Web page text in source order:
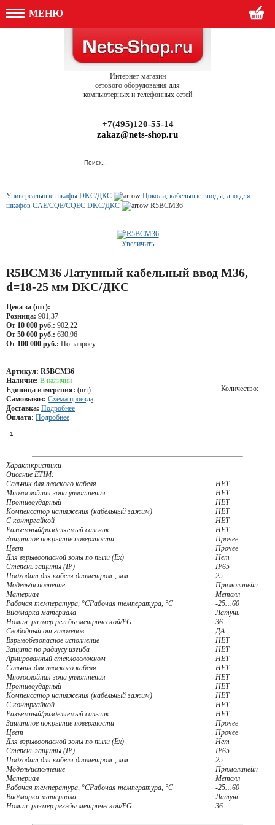
МЕНЮ
Интернет-магазин
сетового оборудования для
компьютерных и телефонных сетей
+7(495)120-55-14
zakaz@nets-shop.ru
Универсальные шкафы DKC/ДКС
Цоколи, кабельные вводы, дно для
шкафов CAE/CQE/CQEC DKC/ДКС
R5BCM36
Увеличить
R5BCM36 Латунный кабельный ввод М36,
d=18-25 мм DKC/ДКС
Цена за (шт):
Розница: 901,37
От 10 000 руб.: 902,22
От 50 000 руб.: 630,96
От 100 000 руб.: По запросу
Артикул: R5BCM36
Наличие: В наличии
Единица измерения: (шт)
Самовывоз: Схема проезда
Доставка: Подробнее
Оплата: Подробнее
Количество:
Характкристики
Оисание ETIM:
Сальник для плоского кабеля
НЕТ
Многослойная зона уплотнения
НЕТ
Противоударный
НЕТ
Компенсатор натяжения (кабельный зажим)
НЕТ
С контргайкой
НЕТ
Разъемный/разделяемый сальник
НЕТ
Защитное покрытие поверхности
Прочее
Цвет
Прочее
Для взрывоопасной зоны по пыли (Ex)
Нет
Степень защиты (IP)
IP65
Подходит для кабеля диаметром:, мм
25
Модель/исполнение
Прямолинейн
Материал
Металл
Рабочая температура, °CРабочая температура, °C
-25…60
Вид/марка материала
Латунь
Номин. размер резьбы метрической/PG
36
Свободный от галогенов
ДА
Взрывобезопасное исполнение
НЕТ
Защита по радиусу изгиба
НЕТ
Армированный стекловолокном
НЕТ
Сальник для плоского кабеля
НЕТ
Многослойная зона уплотнения
НЕТ
Противоударный
НЕТ
Компенсатор натяжения (кабельный зажим)
НЕТ
С контргайкой
НЕТ
Разъемный/разделяемый сальник
НЕТ
Защитное покрытие поверхности
Прочее
Цвет
Прочее
Для взрывоопасной зоны по пыли (Ex)
Нет
Степень защиты (IP)
IP65
Подходит для кабеля диаметром:, мм
25
Модель/исполнение
Прямолинейн
Материал
Металл
Рабочая температура, °CРабочая температура, °C
-25…60
Вид/марка материала
Латунь
Номин. размер резьбы метрической/PG
36